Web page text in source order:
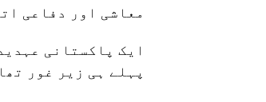
معاشی اور دفاعی
ایک پاکستانی
پہلے ہی زیر غور